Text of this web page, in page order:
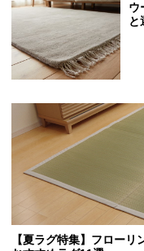
ウ
と
【夏ラグ特集】フロー